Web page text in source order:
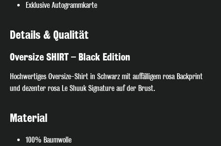
Exklusive Autogrammkarte
Details & Qualität
Oversize SHIRT – Black Edition
Hochwertiges Oversize-Shirt in Schwarz mit auffälligem rosa Backprint
und dezenter rosa Le Shuuk Signature auf der Brust.
Material
100% Baumwolle
🎧 Join the Beat!
Melde dich jetzt für unseren Newsletter an und verpasse keinen
exklusiven Track-Release, Gig-Termin oder Special Deal mehr. Hol